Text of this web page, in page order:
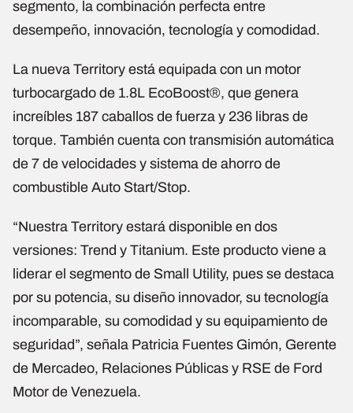
segmento, la combinación perfecta entre
desempeño, innovación, tecnología y comodidad.
La nueva Territory está equipada con un motor
turbocargado de 1.8L EcoBoost®, que genera
increíbles 187 caballos de fuerza y 236 libras de
torque. También cuenta con transmisión automática
de 7 de velocidades y sistema de ahorro de
combustible Auto Start/Stop.
“Nuestra Territory estará disponible en dos
versiones: Trend y Titanium. Este producto viene a
liderar el segmento de Small Utility, pues se destaca
por su potencia, su diseño innovador, su tecnología
incomparable, su comodidad y su equipamiento de
seguridad”, señala Patricia Fuentes Gimón, Gerente
de Mercadeo, Relaciones Públicas y RSE de Ford
Motor de Venezuela.